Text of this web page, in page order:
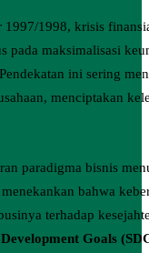
1998, krisis
maksimalisasi
ini sering
menciptakan
paradigma bisnis
bahwa
terhadap
Goals